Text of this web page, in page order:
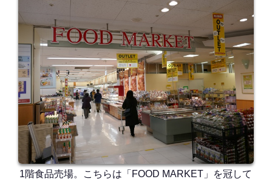
1階食品売場。こちらは「FOOD MARKET」を冠して